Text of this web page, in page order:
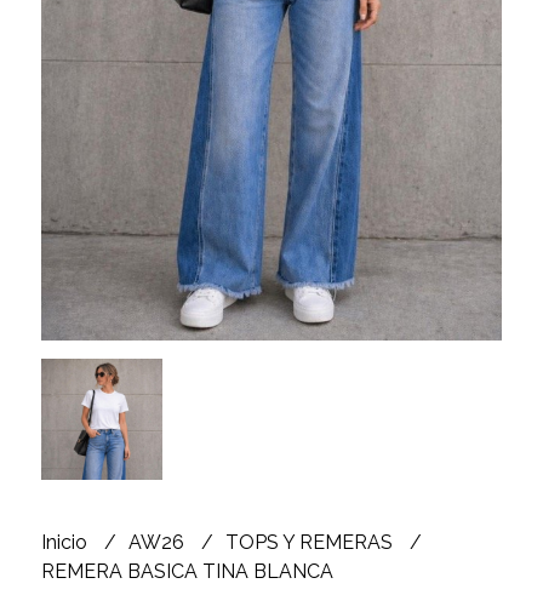
Inicio AW26
TOPS Y REMERAS
REMERA BASICA TINA BLANCA